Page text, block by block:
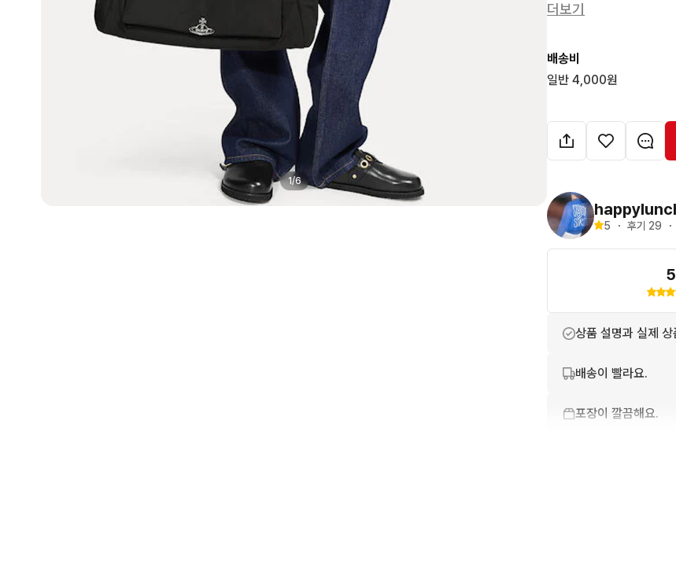
1/6
고급스러운 나일론 &
넉넉한 수납공간으로
디자인과 실용성 둘다
👇 👇 👇 👇 👇 👇 👇 👇 👇
💗💗 결제 전 메세지
💗💗 당일/익일 배송
💗💗 기분 좋은 인사
더보기
배송비
일반 4,000원
5 ・ 후기 29 ・
5
상품 설명과 실제
배송이 빨라요.
포장이 깔끔해요.